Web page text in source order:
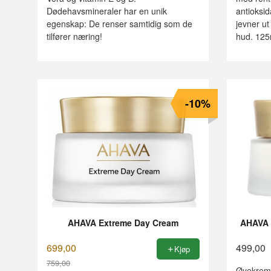
Dødehavsmineraler har en unik
egenskap: De renser samtidig som de
tilfører næring!
jevner
hud.
AHAVA Extreme Day Cream
699,00
759,00
-10%
Kjøp 499,00